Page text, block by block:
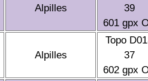
Alpilles
39
601 gpx
Alpilles
Topo
37
602 gpx